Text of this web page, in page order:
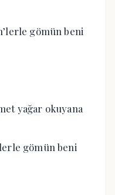
gömün beni
yağar okuyana
gömün beni